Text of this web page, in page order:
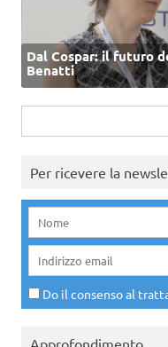
Dal Cospar: il futuro
Benatti
per:
Per ricevere la
Do il consenso al